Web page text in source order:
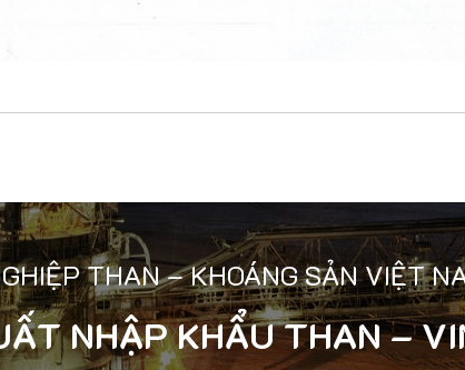
THAN – KHOÁNG SẢN VIỆT
NHẬP KHẨU THAN –